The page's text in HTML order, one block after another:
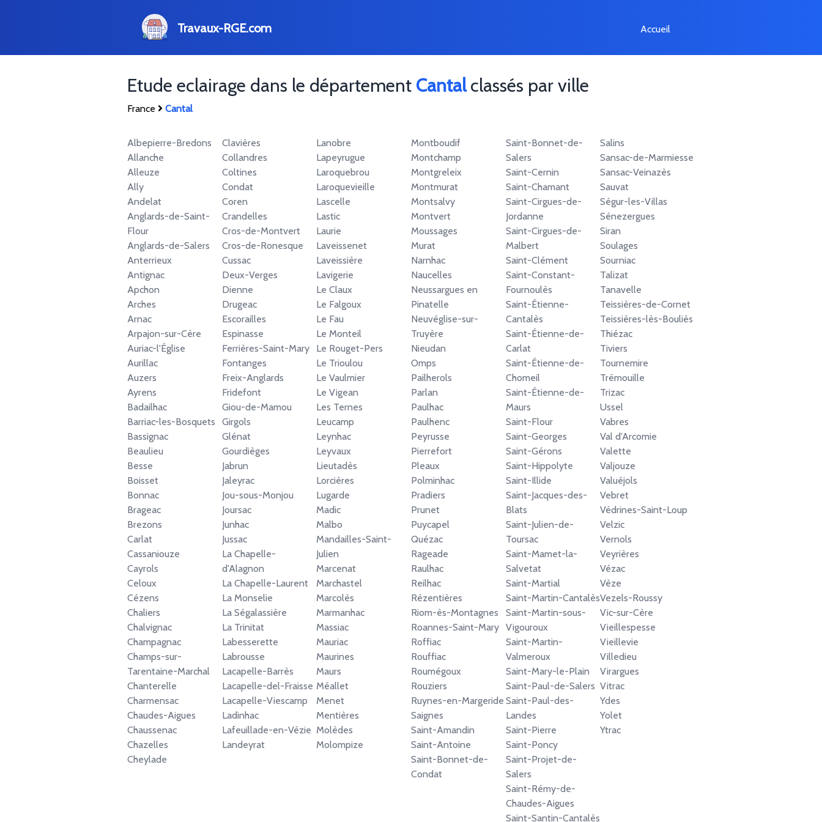
Travaux-RGE.com Accueil
Etude eclairage dans le département Cantalclassés par ville
France Cantal
Albepierre-Bredons
Allanche
Alleuze
Ally
Andelat
Anglards-de-Saint-
Flour
Anglards-de-Salers
Anterrieux
Antignac
Apchon
Arches
Arnac
Arpajon-sur-Cère
Auriac-l'Église
Aurillac
Auzers
Ayrens
Badailhac
Barriac-les-Bosquets
Bassignac
Beaulieu
Besse
Boisset
Bonnac
Brageac
Brezons
Carlat
Cassaniouze
Cayrols
Celoux
Cézens
Chaliers
Chalvignac
Champagnac
Champs-sur-
Tarentaine-Marchal
Chanterelle
Charmensac
Chaudes-Aigues
Chaussenac
Chazelles
Cheylade
Clavières
Collandres
Coltines
Condat
Coren
Crandelles
Cros-de-Montvert
Cros-de-Ronesque
Cussac
Deux-Verges
Dienne
Drugeac
Escorailles
Espinasse
Ferrières-Saint-Mary
Fontanges
Freix-Anglards
Fridefont
Giou-de-Mamou
Girgols
Glénat
Gourdièges
Jabrun
Jaleyrac
Jou-sous-Monjou
Joursac
Junhac
Jussac
La Chapelle-
d'Alagnon
La Chapelle-Laurent
La Monselie
La Ségalassière
La Trinitat
Labesserette
Labrousse
Lacapelle-Barrès
Lacapelle-del-Fraisse
Lacapelle-Viescamp
Ladinhac
Lafeuillade-en-Vézie
Landeyrat
Lanobre
Lapeyrugue
Laroquebrou
Laroquevieille
Lascelle
Lastic
Laurie
Laveissenet
Laveissière
Lavigerie
Le Claux
Le Falgoux
Le Fau
Le Monteil
Le Rouget-Pers
Le Trioulou
Le Vaulmier
Le Vigean
Les Ternes
Leucamp
Leynhac
Leyvaux
Lieutadès
Lorcières
Lugarde
Madic
Malbo
Mandailles-Saint-
Julien
Marcenat
Marchastel
Marcolès
Marmanhac
Massiac
Mauriac
Maurines
Maurs
Méallet
Menet
Mentières
Molèdes
Molompize
Montboudif
Montchamp
Montgreleix
Montmurat
Montsalvy
Montvert
Moussages
Murat
Narnhac
Naucelles
Neussargues en
Pinatelle
Neuvéglise-sur-
Truyère
Nieudan
Omps
Pailherols
Parlan
Paulhac
Paulhenc
Peyrusse
Pierrefort
Pleaux
Polminhac
Pradiers
Prunet
Puycapel
Quézac
Rageade
Raulhac
Reilhac
Rézentières
Riom-ès-Montagnes
Roannes-Saint-Mary
Roffiac
Rouffiac
Roumégoux
Rouziers
Ruynes-en-Margeride
Saignes
Saint-Amandin
Saint-Antoine
Saint-Bonnet-de-
Condat
Saint-Bonnet-de-
Salers
Saint-Cernin
Saint-Chamant
Saint-Cirgues-de-
Jordanne
Saint-Cirgues-de-
Malbert
Saint-Clément
Saint-Constant-
Fournoulès
Saint-Étienne-
Cantalès
Saint-Étienne-de-
Carlat
Saint-Étienne-de-
Chomeil
Saint-Étienne-de-
Maurs
Saint-Flour
Saint-Georges
Saint-Gérons
Saint-Hippolyte
Saint-Illide
Saint-Jacques-des-
Blats
Saint-Julien-de-
Toursac
Saint-Mamet-la-
Salvetat
Saint-Martial
Saint-Martin-Cantalès
Saint-Martin-sous-
Vigouroux
Saint-Martin-
Valmeroux
Saint-Mary-le-Plain
Saint-Paul-de-Salers
Saint-Paul-des-
Landes
Saint-Pierre
Saint-Poncy
Saint-Projet-de-
Salers
Saint-Rémy-de-
Chaudes-Aigues
Saint-Santin-Cantalès
Salins
Sansac-de-Marmiesse
Sansac-Veinazès
Sauvat
Ségur-les-Villas
Sénezergues
Siran
Soulages
Sourniac
Talizat
Tanavelle
Teissières-de-Cornet
Teissières-lès-Bouliès
Thiézac
Tiviers
Tournemire
Trémouille
Trizac
Ussel
Vabres
Val d'Arcomie
Valette
Valjouze
Valuéjols
Vebret
Védrines-Saint-Loup
Velzic
Vernols
Veyrières
Vézac
Vèze
Vezels-Roussy
Vic-sur-Cère
Vieillespesse
Vieillevie
Villedieu
Virargues
Vitrac
Ydes
Yolet
Ytrac